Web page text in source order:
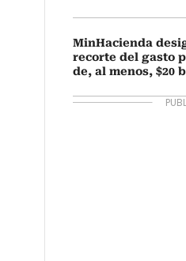
MinHacienda
recorte del gasto
de, al menos, $20